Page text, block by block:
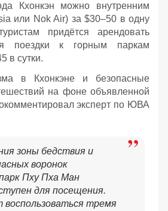
Кхонкэн можно внутренним
или Nok Air) за $30–50 в одну
придётся арендовать
поездки к горным паркам
в сутки.
в Кхонкэне и безопасные
на фоне объявленной
эксперт по ЮВА
зоны бедствия и
воронок
Пху Пха Ман
для посещения.
тремя